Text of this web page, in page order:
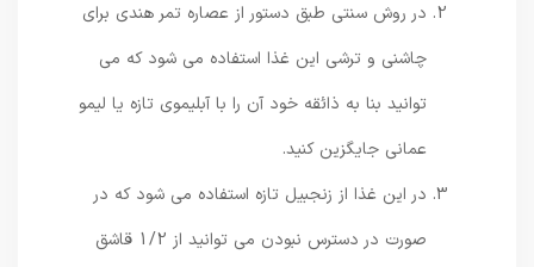
در روش سنتی طبق دستور از عصاره تمر هندی برای
چاشنی و ترشی این غذا استفاده می شود که می
توانید بنا به ذائقه خود آن را با آبلیموی تازه یا لیمو
عمانی جایگزین کنید.
در این غذا از زنجبیل تازه استفاده می شود که در
صورت در دسترس نبودن می توانید از 1/2 قاشق